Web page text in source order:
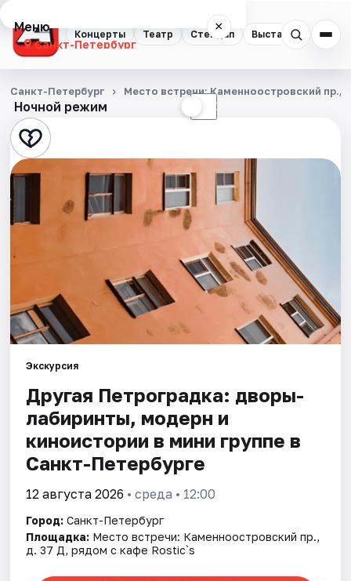
Концерты Театр Стендап Выставки
Меню ×
Санкт-Петербург
Концерты
Театр
Стендап
Квесты
Спорт
События
Города
Площадки
Артисты
Рейтинги
Ночной режим ☾
Санкт-Петербург Место встречи: Каменноостровский пр.,
Экскурсия
Другая Петроградка: дворы-
лабиринты, модерн и
киноистории в мини группе в
Санкт-Петербурге
12 августа 2026 • среда • 12:00
Город: Санкт-Петербург
Площадка: Место встречи: Каменноостровский пр.,
д. 37 Д, рядом с кафе Rostic`s